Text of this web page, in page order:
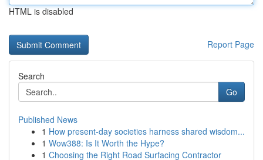
HTML is disabled
Report Page
Search
Go
Published News
1 How present-day societies harness shared wisdom...
1 Wow388: Is It Worth the Hype?
1 Choosing the Right Road Surfacing Contractor